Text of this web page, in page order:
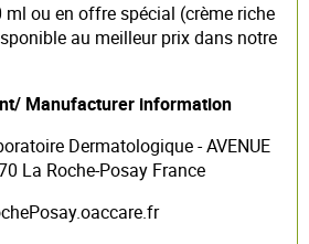
ml ou en offre spécial (crème riche
au meilleur prix dans notre
Manufacturer information
Dermatologique - AVENUE
La Roche-Posay France